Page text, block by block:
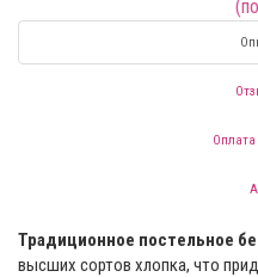
Оплата
Традиционное постельное
высших сортов хлопка, что